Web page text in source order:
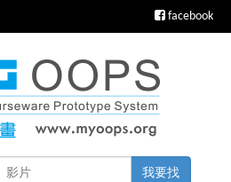
facebook
我要找